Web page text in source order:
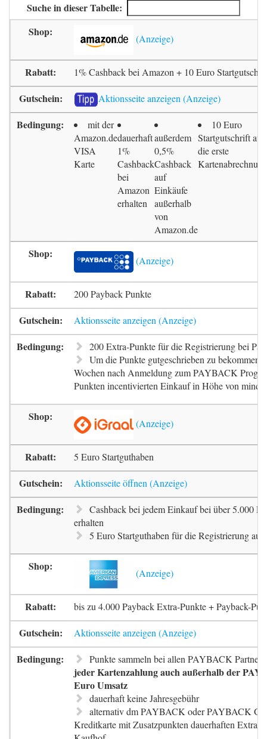
Suche in dieser Tabelle:
1% Cashback bei Amazon + 10 Euro
Aktionsseite anzeigen
mit der
Amazon.de
VISA
Karte
dauerhaft
1%
Cashback
bei
Amazon
erhalten
außerdem
0,5%
Cashback
auf
Einkäufe
außerhalb
von
Amazon.de
10 Euro
Startgutschrift auf
die erste
Kartenabrechnung
200 Payback Punkte
Aktionsseite anzeigen
200 Extra-Punkte für die Registrierung bei
Um die Punkte gutgeschrieben zu bekommen,
Wochen nach Anmeldung zum PAYBACK
Punkten incentivierten Einkauf in Höhe von
5 Euro Startguthaben
Aktionsseite öffnen
Cashback bei jedem Einkauf bei über 5.000
erhalten
5 Euro Startguthaben für die Registrierung
bis zu 4.000 Payback Extra-Punkte + Payback-
Aktionsseite anzeigen
Punkte sammeln bei allen PAYBACK
jeder Kartenzahlung auch außerhalb der
Euro Umsatz
dauerhaft keine Jahresgebühr
alternativ dm PAYBACK oder PAYBACK
Kreditkarte mit Zusatzpunkten dauerhaften Extra-